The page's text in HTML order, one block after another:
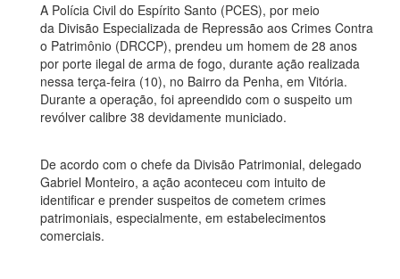
A Polícia Civil do Espírito Santo (PCES), por meio
da Divisão Especializada de Repressão aos Crimes Contra
o Patrimônio (DRCCP), prendeu um homem de 28 anos
por porte ilegal de arma de fogo, durante ação realizada
nessa terça-feira (10), no Bairro da Penha, em Vitória.
Durante a operação, foi apreendido com o suspeito um
revólver calibre 38 devidamente municiado.
De acordo com o chefe da Divisão Patrimonial, delegado
Gabriel Monteiro, a ação aconteceu com intuito de
identificar e prender suspeitos de cometem crimes
patrimoniais, especialmente, em estabelecimentos
comerciais.